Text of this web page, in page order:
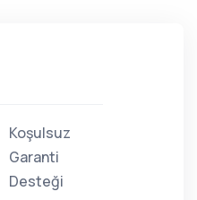
Koşulsuz
Garanti
Desteği